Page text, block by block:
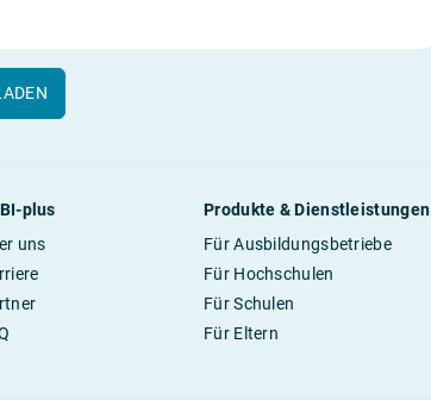
plus
uns
Produkte & Dienstleistungen
Für Ausbildungsbetriebe
Für Hochschulen
Für Schulen
Für Eltern